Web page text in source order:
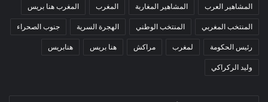
المشاهير العرب المشاهير المغاربة المغرب المغرب هنا بريس
المنتخب المغربي المنتخب الوطني الهجرة السرية جنوب الصحراء
رئيس الحكومة لمغرب مراكش هنا بريس هنابريس
وليد الركراكي